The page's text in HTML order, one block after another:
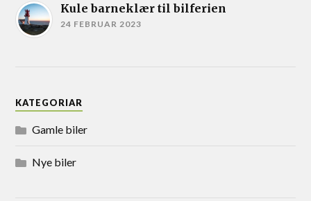
Kule barneklær til bilferien
24 FEBRUAR 2023
KATEGORIAR
Gamle biler
Nye biler